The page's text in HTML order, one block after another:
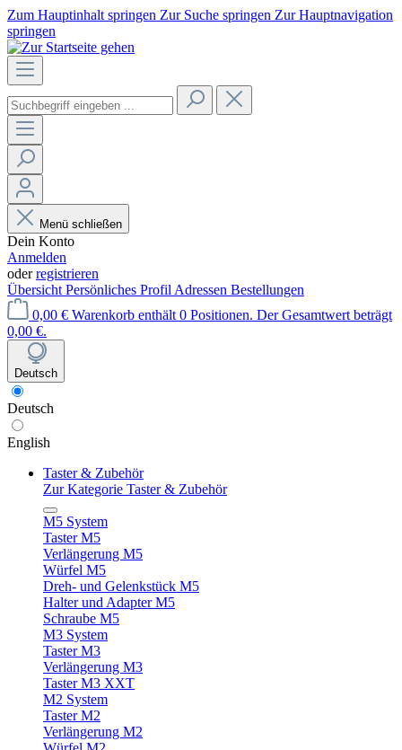
Zum Hauptinhalt springen Zur Suche springen Zur Hauptnavigation
springen
Menü schließen
Dein Konto
Anmelden
oderregistrieren
Übersicht Persönliches Profil Adressen Bestellungen
0,00 € Warenkorb enthält 0 Positionen. Der Gesamtwert beträgt
0,00 €.
Deutsch
Deutsch
English
Taster & Zubehör
Zur Kategorie Taster & Zubehör
M5 System
Taster M5
Verlängerung M5
Würfel M5
Dreh- und Gelenkstück M5
Halter und Adapter M5
Schraube M5
M3 System
Taster M3
Verlängerung M3
Taster M3 XXT
M2 System
Taster M2
Verlängerung M2